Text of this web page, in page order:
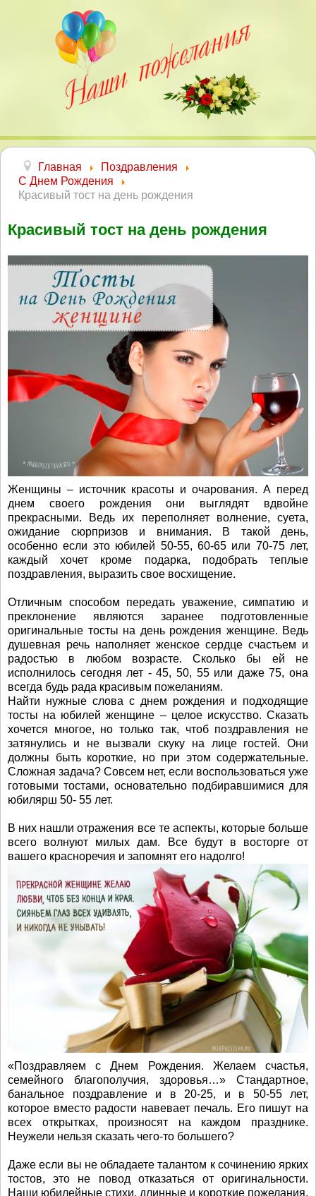
Главная
Поздравления
С Днем Рождения
Красивый тост на день рождения
Красивый тост на день рождения
Женщины – источник красоты и очарования. А перед
днем своего рождения они выглядят вдвойне
прекрасными. Ведь их переполняет волнение, суета,
ожидание сюрпризов и внимания. В такой день,
особенно если это юбилей 50-55, 60-65 или 70-75 лет,
каждый хочет кроме подарка, подобрать теплые
поздравления, выразить свое восхищение.
Отличным способом передать уважение, симпатию и
преклонение являются заранее подготовленные
оригинальные тосты на день рождения женщине. Ведь
душевная речь наполняет женское сердце счастьем и
радостью в любом возрасте. Сколько бы ей не
исполнилось сегодня лет - 45, 50, 55 или даже 75, она
всегда будь рада красивым пожеланиям.
Найти нужные слова с днем рождения и подходящие
тосты на юбилей женщине – целое искусство. Сказать
хочется многое, но только так, чтоб поздравления не
затянулись и не вызвали скуку на лице гостей. Они
должны быть короткие, но при этом содержательные.
Сложная задача? Совсем нет, если воспользоваться уже
готовыми тостами, основательно подбиравшимися для
юбилярш 50- 55 лет.
В них нашли отражения все те аспекты, которые больше
всего волнуют милых дам. Все будут в восторге от
вашего красноречия и запомнят его надолго!
«Поздравляем с Днем Рождения. Желаем счастья,
семейного благополучия, здоровья…» Стандартное,
банальное поздравление и в 20-25, и в 50-55 лет,
которое вместо радости навевает печаль. Его пишут на
всех открытках, произносят на каждом празднике.
Неужели нельзя сказать чего-то большего?
Даже если вы не обладаете талантом к сочинению ярких
тостов, это не повод отказаться от оригинальности.
Наши юбилейные стихи, длинные и короткие пожелания,